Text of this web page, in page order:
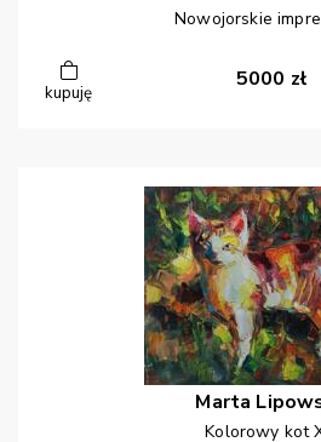
Nowojorskie
kupuję
5000 zł
Marta
Kolorowy kot